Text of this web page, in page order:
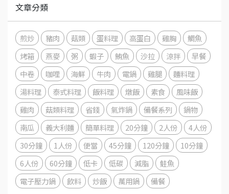
文章分類
煎炒 豬肉 菇類 蛋料理 高蛋白 雞胸
鯛魚
烤箱
燕麥 粥 蝦子 鮪魚 沙拉 涼拌
早餐
中卷
咖哩 海鮮 牛肉 電鍋 雞腿
麵料理
湯料理
泰式料理 飯料理 燉飯 素食
風味飯
雞肉
菇類料理 省錢 氣炸鍋 備餐系列
鍋物
南瓜
義大利麵 簡單料理 20分鐘 2人份
4人份
30分鐘
1人份 便當 45分鐘 120分鐘
10分鐘
6人份
60分鐘 低卡 低碳 減脂
鮭魚
電子壓力鍋
飲料 炒飯 萬用鍋 備餐